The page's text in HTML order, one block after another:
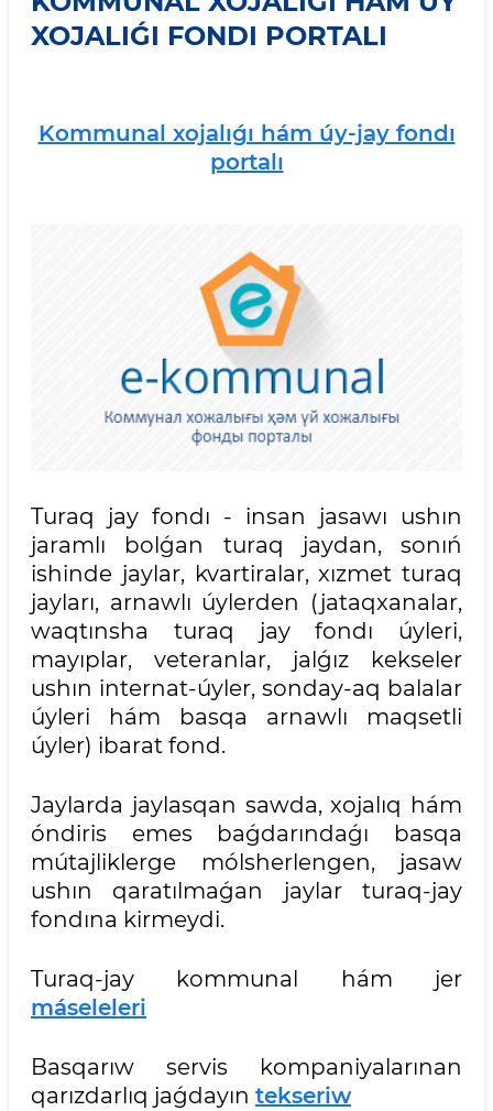
XOJALIǴI FONDI PORTALI
Kommunal xojalıǵı hám úy-jay fondı
portalı
Turaq jay fondı - insan jasawı ushın
jaramlı bolǵan turaq jaydan, sonıń
ishinde jaylar, kvartiralar, xızmet turaq
jayları, arnawlı úylerden (jataqxanalar,
waqtınsha turaq jay fondı úyleri,
mayıplar, veteranlar, jalǵız kekseler
ushın internat-úyler, sonday-aq balalar
úyleri hám basqa arnawlı maqsetli
úyler) ibarat fond.
Jaylarda jaylasqan sawda, xojalıq hám
óndiris emes baǵdarındaǵı basqa
mútajliklerge mólsherlengen, jasaw
ushın qaratılmaǵan jaylar turaq-jay
fondına kirmeydi.
Turaq-jay kommunal hám jer
máseleleri
Basqarıw servis kompaniyalarınan
qarızdarlıq jaǵdayın tekseriw